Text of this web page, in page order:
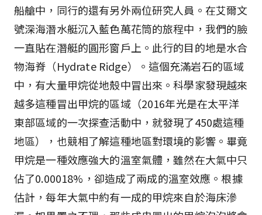
船艙中，同行的還有另外兩位研究人員。在艾爾文
號深海潛水艇沉入藍色萬花筒的旅程中，我們的臉
一直貼在潛艇的圓形窗戶上。此行的目的地是水合
物海脊（Hydrate Ridge）。這個充滿岩石的區域
中，有大量甲烷從地殼中冒出來。科學家發現越來
越多這種冒出甲烷的區域（2016年光是在太平洋
東部區域的一次探查活動中，就發現了450處這種
地區），也競相了解這種地區對環境的影響。畢竟
甲烷是一種效應強大的溫室氣體，雖然在大氣中只
佔了0.00018%，卻造成了兩成的溫室效應。根據
估計，每年大氣中約有一成的甲烷來自於海床滲